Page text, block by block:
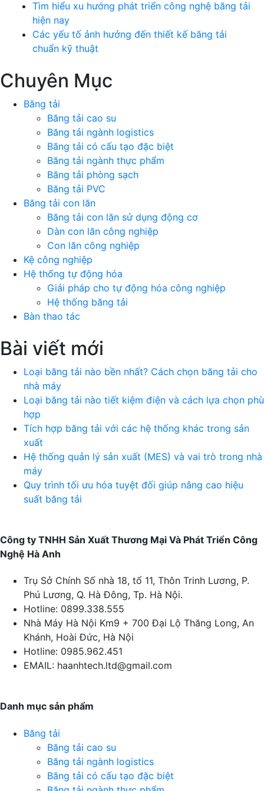
Tìm hiểu xu hướng phát triển công nghệ băng tải
hiện nay
Các yếu tố ảnh hưởng đến thiết kế băng tải
chuẩn kỹ thuật
Chuyên Mục
Băng tải
Băng tải cao su
Băng tải ngành logistics
Băng tải có cấu tạo đặc biệt
Băng tải ngành thực phẩm
Băng tải phòng sạch
Băng tải PVC
Băng tải con lăn
Băng tải con lăn sử dụng động cơ
Dàn con lăn công nghiệp
Con lăn công nghiệp
Kệ công nghiệp
Hệ thống tự động hóa
Giải pháp cho tự động hóa công nghiệp
Hệ thống băng tải
Bàn thao tác
Bài viết mới
Loại băng tải nào bền nhất? Cách chọn băng tải cho
nhà máy
Loại băng tải nào tiết kiệm điện và cách lựa chọn phù
hợp
Tích hợp băng tải với các hệ thống khác trong sản
xuất
Hệ thống quản lý sản xuất (MES) và vai trò trong nhà
máy
Quy trình tối ưu hóa tuyệt đối giúp nâng cao hiệu
suất băng tải
Công ty TNHH Sản Xuất Thương Mại Và Phát Triển Công
Nghệ Hà Anh
Trụ Sở Chính Số nhà 18, tổ 11, Thôn Trinh Lương, P.
Phú Lương, Q. Hà Đông, Tp. Hà Nội.
Hotline: 0899.338.555
Nhà Máy Hà Nội Km9 + 700 Đại Lộ Thăng Long, An
Khánh, Hoài Đức, Hà Nội
Hotline: 0985.962.451
EMAIL: haanhtech.ltd@gmail.com
Danh mục sản phẩm
Băng tải
Băng tải cao su
Băng tải ngành logistics
Băng tải có cấu tạo đặc biệt